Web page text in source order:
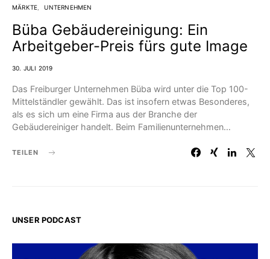
MÄRKTE UNTERNEHMEN
Büba Gebäudereinigung: Ein
Arbeitgeber-Preis fürs gute Image
30. JULI 2019
Das Freiburger Unternehmen Büba wird unter die Top 100-
Mittelständler gewählt. Das ist insofern etwas Besonderes,
als es sich um eine Firma aus der Branche der
Gebäudereiniger handelt. Beim Familienunternehmen…
TEILEN
UNSER PODCAST